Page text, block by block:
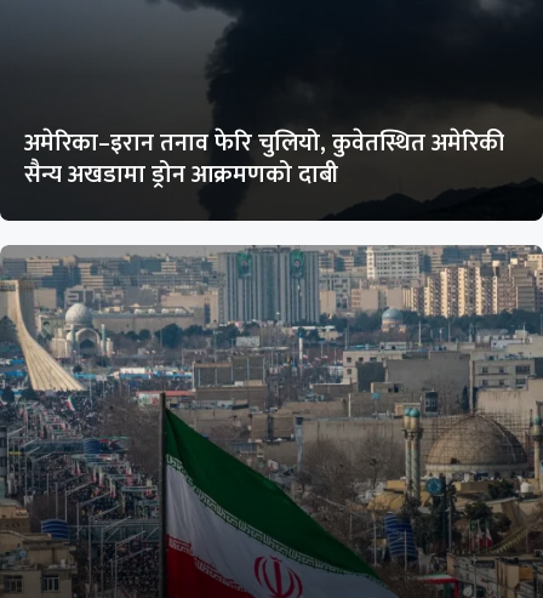
अमेरिका–इरान तनाव फेरि चुलियो, कुवेतस्थित अमेरिकी
सैन्य अखडामा ड्रोन आक्रमणको दाबी